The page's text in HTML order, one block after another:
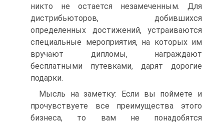
никто не остается незамеченным. Для
дистрибьюторов, добившихся
определенных достижений, устраиваются
специальные мероприятия, на которых им
вручают дипломы, награждают
бесплатными путевками, дарят дорогие
подарки.
Мысль на заметку: Если вы поймете и
прочувствуете все преимущества этого
бизнеса, то вам не понадобятся